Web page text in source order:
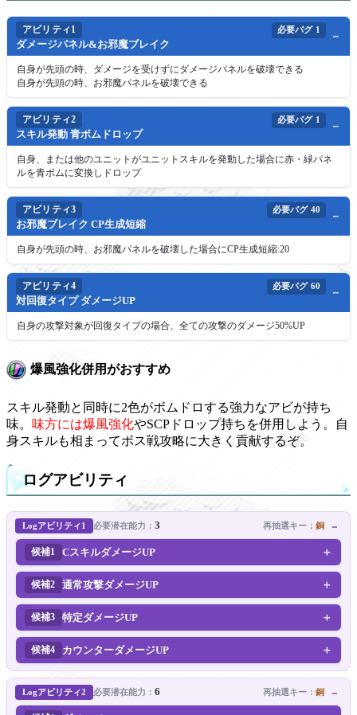
アビリティ1 必要バグ 1
ダメージパネル&お邪魔ブレイク
自身が先頭の時、ダメージを受けずにダメージパネルを破壊できる
自身が先頭の時、お邪魔パネルを破壊できる
アビリティ2 必要バグ 1
スキル発動 青ボムドロップ
自身、または他のユニットがユニットスキルを発動した場合に赤・緑パネ
ルを青ボムに変換しドロップ
アビリティ3 必要バグ 40
お邪魔ブレイク CP生成短縮
自身が先頭の時、お邪魔パネルを破壊した場合にCP生成短縮:20
アビリティ4 必要バグ 60
対回復タイプ ダメージUP
自身の攻撃対象が回復タイプの場合、全ての攻撃のダメージ50%UP
爆風強化併用がおすすめ
スキル発動と同時に2色がボムドロする強力なアビが持ち
味。 味方には爆風強化やSCPドロップ持ちを併用しよう。自
身スキルも相まってボス戦攻略に大きく貢献するぞ。
ログアビリティ
Logアビリティ1 必要潜在能力： 3 再抽選キー： 銅
候補1 CスキルダメージUP
候補2 通常攻撃ダメージUP
候補3 特定ダメージUP
候補4 カウンターダメージUP
Logアビリティ2 必要潜在能力： 6 再抽選キー： 銅